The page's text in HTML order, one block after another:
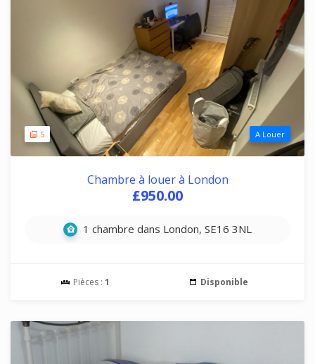
5 A Louer
Chambre à louer à London
£950.00
1 chambre dans London, SE16 3NL
Pièces : 1 Disponible